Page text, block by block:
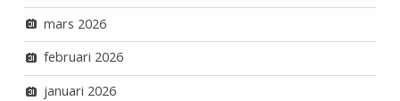
mars 2026
februari 2026
januari 2026